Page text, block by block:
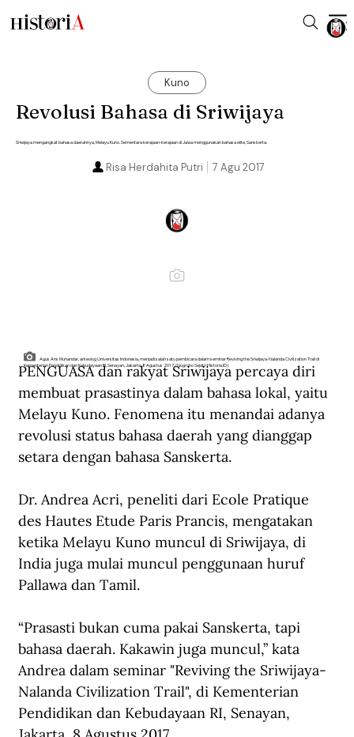
Kuno
Revolusi Bahasa di Sriwijaya
Sriwijaya mengangkat bahasa daerahnya, Melayu Kuno. Sementara kerajaan-kerajaan di Jawa menggunakan bahasa elite, Sanskerta.
7 Agu 2017
Risa Herdahita Putri
Agus Aris Munandar, arkeolog Universitas Indonesia, menjadi salah satu pembicara dalam seminar Reviving the Sriwijaya-Nalanda Civilization Trail di
Kementerian Pendidikan dan Kebudayaan RI, Senayan, Jakarta, 8 Agustus 2017. (Nugroho Sejati/Historia.ID).
PENGUASA dan rakyat Sriwijaya percaya diri
membuat prasastinya dalam bahasa lokal, yaitu
Melayu Kuno. Fenomena itu menandai adanya
revolusi status bahasa daerah yang dianggap
setara dengan bahasa Sanskerta.
Dr. Andrea Acri, peneliti dari Ecole Pratique
des Hautes Etude Paris Prancis, mengatakan
ketika Melayu Kuno muncul di Sriwijaya, di
India juga mulai muncul penggunaan huruf
Pallawa dan Tamil.
“Prasasti bukan cuma pakai Sanskerta, tapi
bahasa daerah. Kakawin juga muncul,” kata
Andrea dalam seminar "Reviving the Sriwijaya-
Nalanda Civilization Trail", di Kementerian
Pendidikan dan Kebudayaan RI, Senayan,